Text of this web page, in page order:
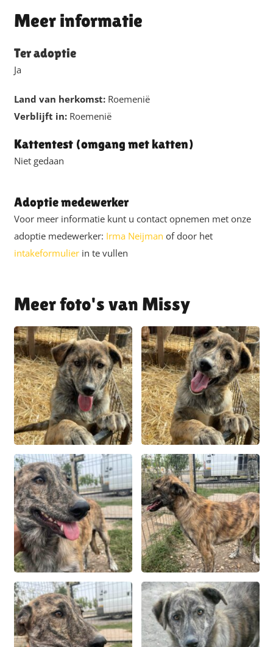
Meer informatie
Ter adoptie
Ja
Land van herkomst: Roemenië
Verblijft in: Roemenië
Kattentest (omgang met katten)
Niet gedaan
Adoptie medewerker
Voor meer informatie kunt u contact opnemen met onze
adoptie medewerker: Irma Neijman of door het
intakeformulierin te vullen
Missy